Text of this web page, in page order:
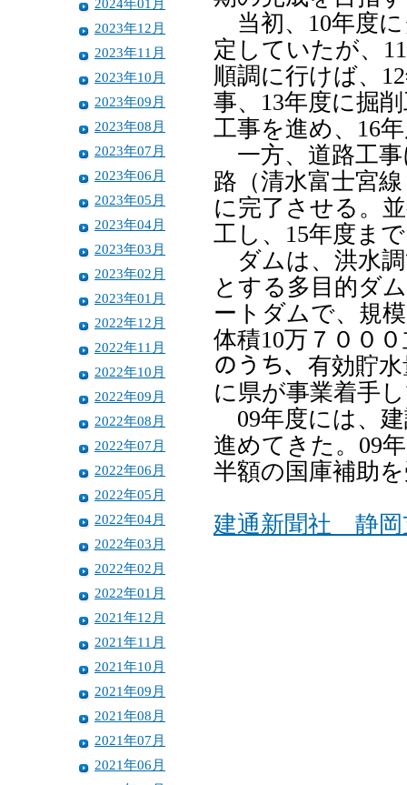
2024年01月
2023年12月
2023年11月
2023年10月
2023年09月
2023年08月
2023年07月
2023年06月
2023年05月
2023年04月
2023年03月
2023年02月
2023年01月
2022年12月
2022年11月
2022年10月
2022年09月
2022年08月
2022年07月
2022年06月
2022年05月
2022年04月
2022年03月
2022年02月
2022年01月
2021年12月
2021年11月
2021年10月
2021年09月
2021年08月
2021年07月
2021年06月
当初、10年度
定していたが、
順調に行けば、
事、13年度に掘
工事を進め、16
一方、道路工事
路（清水富士宮
に完了させる。
工し、15年度ま
ダムは、洪水調
とする多目的ダ
ートダムで、規
体積10万７００
のうち、有効貯
に県が事業着手
09年度には、
進めてきた。09
半額の国庫補助
建通新聞社 静岡